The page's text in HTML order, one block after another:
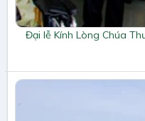
Đại lễ Kính Lòng Chúa